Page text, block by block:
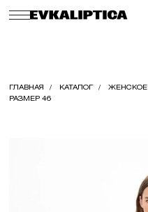
ГЛАВНАЯ КАТАЛОГ ЖЕНСКОЕ
РАЗМЕР 46